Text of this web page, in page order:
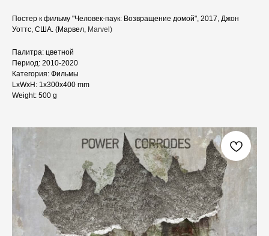
Постер к фильму "Человек-паук: Возвращение домой", 2017, Джон
Уоттс, США. (Марвел, Marvel)
Палитра: цветной
Период: 2010-2020
Категория: Фильмы
LxWxH: 1x300x400 mm
Weight: 500 g